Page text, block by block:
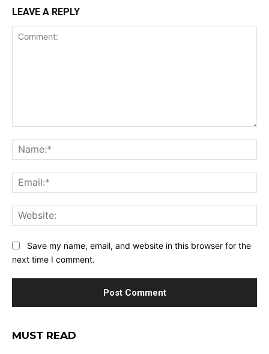
LEAVE A REPLY
Save my name, email, and website in this browser for the
next time I comment.
MUST READ